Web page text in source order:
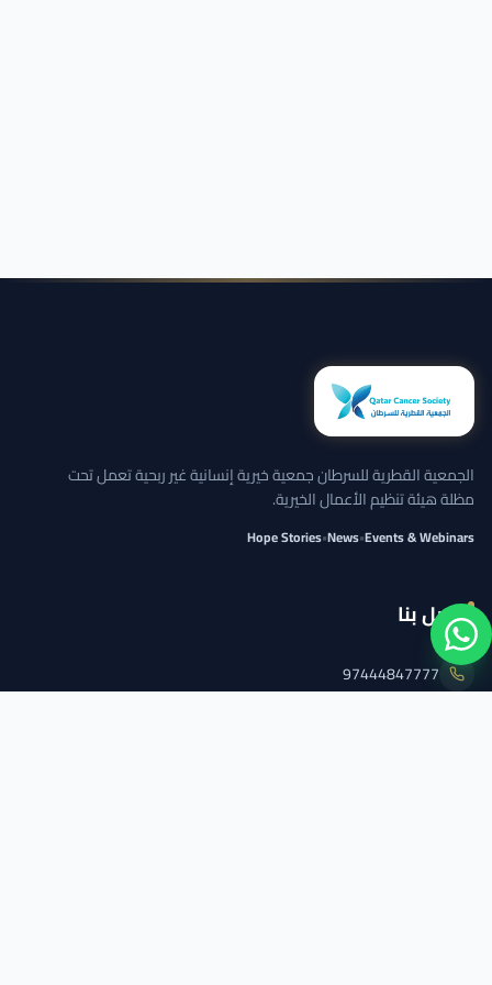
الجمعية القطرية للسرطان جمعية خيرية إنسانية غير ربحية تعمل تحت
مظلة هيئة تنظيم الأعمال الخيرية.
Events & Webinars
•
News
•
Hope Stories
اتصل بنا
97444847777